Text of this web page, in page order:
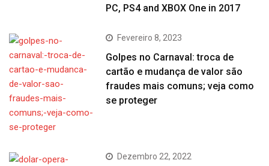
PC, PS4 and XBOX One in 2017
Fevereiro 8, 2023
Golpes no Carnaval: troca de
cartão e mudança de valor são
fraudes mais comuns; veja como
se proteger
Dezembro 22, 2022